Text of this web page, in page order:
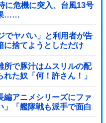
に危機に突入、台風13号
果……
でヤバい」と利用者が告
に捨てようとしただけ
所で豚汁はムスリルの配
た奴「何！許さん！」
編アニメシリーズにファ
「艦隊戦も派手で面白